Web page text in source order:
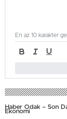
En az 10 karakter
Haber Odak – Son
Ekonomi